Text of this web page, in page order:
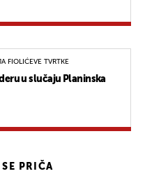
FIOLIĆEVE TVRTKE
u slučaju Planinska
PRIČA